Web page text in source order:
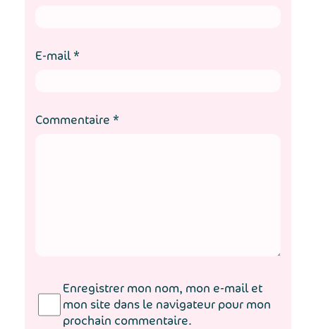
Commentaire *
E-mail*
Enregistrer mon nom, mon e-mail et
mon site dans le navigateur pour mon
prochain commentaire.